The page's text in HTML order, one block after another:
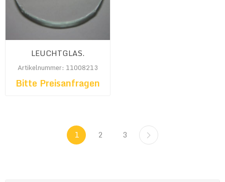
LEUCHTGLAS.
Artikelnummer: 11008213
Bitte Preisanfragen
1 2 3